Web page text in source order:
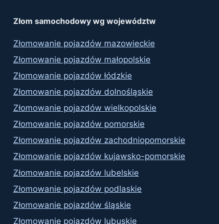
Złom samochodowy wg województw
Złomowanie pojazdów mazowieckie
Złomowanie pojazdów małopolskie
Złomowanie pojazdów łódzkie
Złomowanie pojazdów dolnośląskie
Złomowanie pojazdów wielkopolskie
Złomowanie pojazdów pomorskie
Złomowanie pojazdów zachodniopomorskie
Złomowanie pojazdów kujawsko-pomorskie
Złomowanie pojazdów lubelskie
Złomowanie pojazdów podlaskie
Złomowanie pojazdów śląskie
Złomowanie pojazdów lubuskie